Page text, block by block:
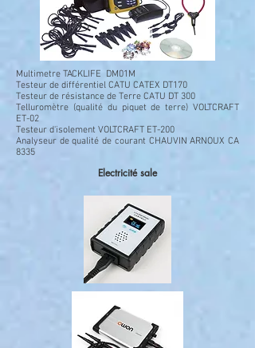
Multimetre TACKLIFE DM01M
Testeur de différentiel CATU CATEX DT170
Testeur de résistance de Terre CATU DT 300
Telluromètre (qualité du piquet de terre) VOLTCRAFT
ET-02
Testeur d'isolement VOLTCRAFT ET-200
Analyseur de qualité de courant CHAUVIN ARNOUX CA
8335
Electricité sale